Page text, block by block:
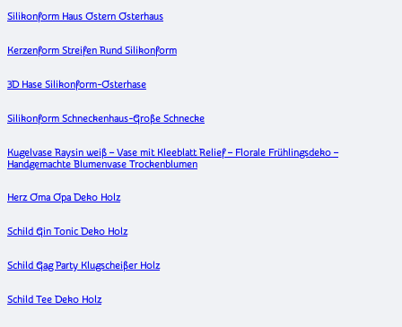
Silikonform Haus Ostern Osterhaus
Kerzenform Streifen Rund Silikonform
3D Hase Silikonform-Osterhase
Silikonform Schneckenhaus-Große Schnecke
Kugelvase Raysin weiß – Vase mit Kleeblatt Relief – Florale Frühlingsdeko –
Handgemachte Blumenvase Trockenblumen
Herz Oma Opa Deko Holz
Schild Gin Tonic Deko Holz
Schild Gag Party Klugscheißer Holz
Schild Tee Deko Holz